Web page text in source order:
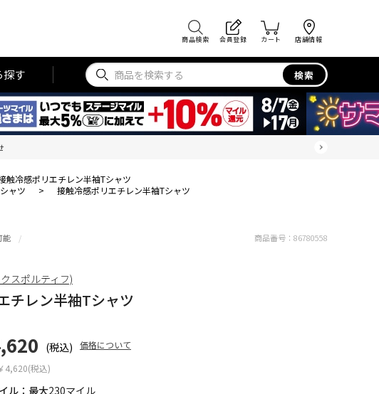
商品検索 会員登録 カート 店舗情報
探す 検索
触冷感ポリエチレン半袖Tシャツ
ャツ > 接触冷感ポリエチレン半袖Tシャツ
ル：最大230マイル
能
チレン半袖Tシャツ
4,620(税込)
(税込) 価格について
商品番号： 86780558
スポルティフ)